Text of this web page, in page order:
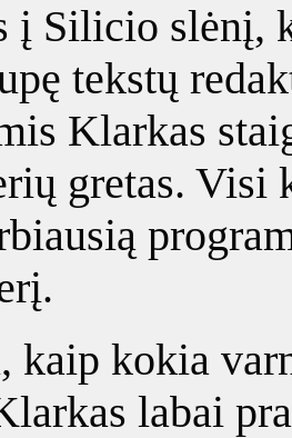
į Silicio slėnį,
tekstų
Klarkas
gretas. Visi
kaip kokia
labai